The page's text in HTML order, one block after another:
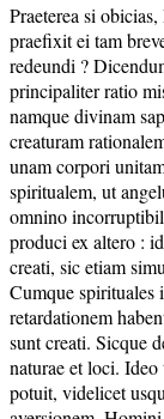
Praeterea si
praefixit ei tam
redeundi ?
principaliter ratio
namque divinam
creaturam
unam corpori
spiritualem, ut
omnino
produci ex altero :
creati, sic etiam
Cumque spirituales
retardationem
sunt creati. Sicque
naturae et loci.
potuit, videlicet